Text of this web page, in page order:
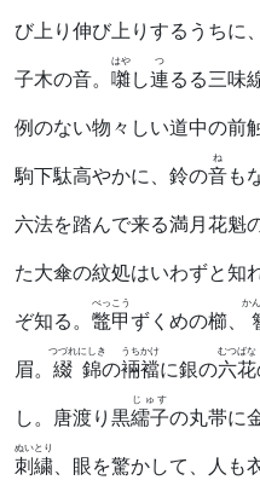
び上り伸び上りするうちに
子木の音。 囃
はや
し連
つ
るる三味
例のない物々しい道中の前
駒下駄高やかに、鈴の音
ね
も
六法を踏んで来る満月花魁
た大傘の紋処はいわずと知
ぞ知る。 鼈甲
べっこう
ずくめの櫛、
かん
眉。 綴錦
つづれにしき
の裲襠
うちかけ
に銀の六花
むつばな
し。唐渡り黒繻子
じゅす
の丸帯に
刺繍
ぬいとり
、眼を驚かして、人も